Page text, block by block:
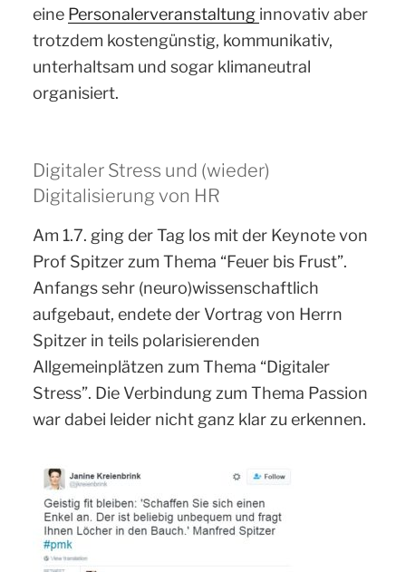
eine Personalerveranstaltung innovativ aber
trotzdem kostengünstig, kommunikativ,
unterhaltsam und sogar klimaneutral
organisiert.
Digitaler Stress und (wieder)
Digitalisierung von HR
Am 1.7. ging der Tag los mit der Keynote von
Prof Spitzer zum Thema “Feuer bis Frust”.
Anfangs sehr (neuro)wissenschaftlich
aufgebaut, endete der Vortrag von Herrn
Spitzer in teils polarisierenden
Allgemeinplätzen zum Thema “Digitaler
Stress”. Die Verbindung zum Thema Passion
war dabei leider nicht ganz klar zu erkennen.